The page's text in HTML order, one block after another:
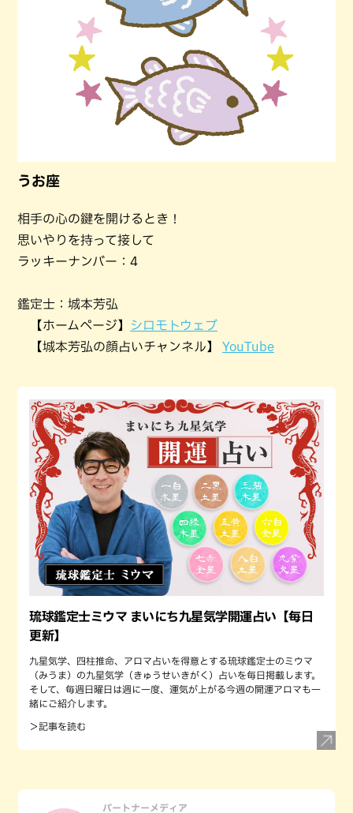
うお座
相手の心の鍵を開けるとき！
思いやりを持って接して
ラッキーナンバー：4
鑑定士：城本芳弘
【ホームページ】
シロモトウェブ
【城本芳弘の顔占いチャンネル】 YouTube
琉球鑑定士ミウマ まいにち九星気学開運占い【毎日
更新】
九星気学、四柱推命、アロマ占いを得意とする琉球鑑定士のミウマ
（みうま）の九星気学（きゅうせいきがく）占いを毎日掲載します。
そして、毎週日曜日は週に一度、運気が上がる今週の開運アロマも一
緒にご紹介します。
＞記事を読む
パートナーメディア